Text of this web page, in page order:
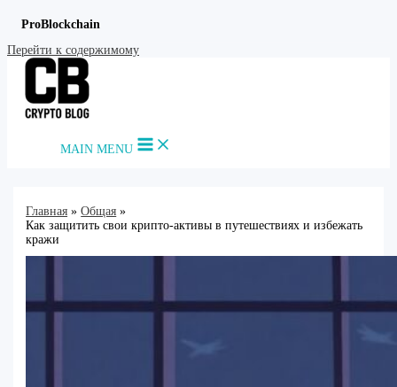
ProBlockchain
Перейти к содержимому
MAIN MENU
Главная
Общая
Как защитить свои крипто-активы в путешествиях и избежать
кражи